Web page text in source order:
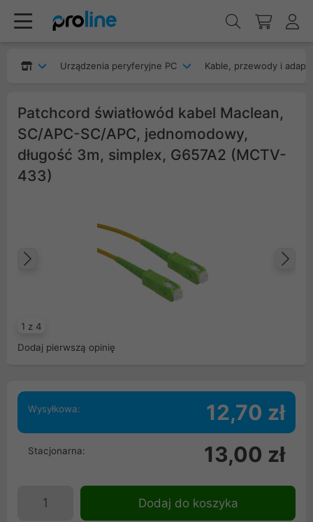
Urządzenia peryferyjne PC Kable, przewody i
Patchcord światłowód kabel Maclean,
SC/APC-SC/APC, jednomodowy,
długość 3m, simplex, G657A2 (MCTV-
433)
1 z 4
Poprzedni
Dodaj pierwszą opinię
Wysyłkowa: 12,70 zł
Stacjonarna: 13,00 zł
Dodaj do koszyka